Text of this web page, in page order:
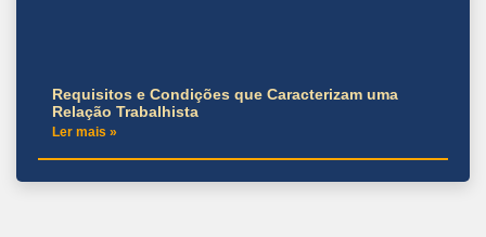
Requisitos e Condições que Caracterizam uma
Relação Trabalhista
Ler mais »